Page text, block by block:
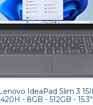
IdeaPad Slim 3
- 8GB - 512GB - 15.3"